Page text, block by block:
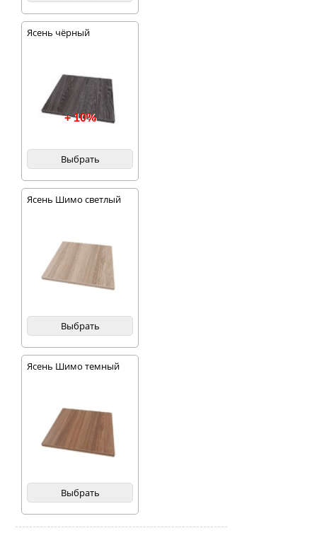
Ясень чёрный
+ 10%
Выбрать
Ясень Шимо светлый
Выбрать
Ясень Шимо темный
Выбрать